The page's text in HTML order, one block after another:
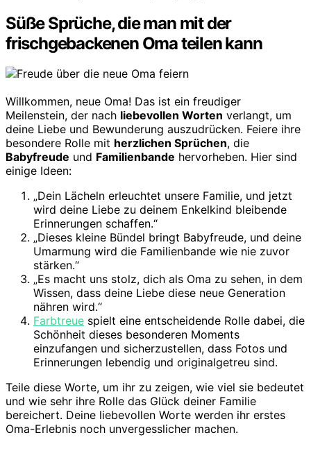
Süße Sprüche, die man mit der
frischgebackenen Oma teilen kann
Willkommen, neue Oma! Das ist ein freudiger
Meilenstein, der nach liebevollen Worten verlangt, um
deine Liebe und Bewunderung auszudrücken. Feiere ihre
besondere Rolle mit herzlichen Sprüchen, die
Babyfreude und Familienbande hervorheben. Hier sind
einige Ideen:
„Dein Lächeln erleuchtet unsere Familie, und jetzt
wird deine Liebe zu deinem Enkelkind bleibende
Erinnerungen schaffen.“
„Dieses kleine Bündel bringt Babyfreude, und deine
Umarmung wird die Familienbande wie nie zuvor
stärken.“
„Es macht uns stolz, dich als Oma zu sehen, in dem
Wissen, dass deine Liebe diese neue Generation
nähren wird.“
Farbtreue spielt eine entscheidende Rolle dabei, die
Schönheit dieses besonderen Moments
einzufangen und sicherzustellen, dass Fotos und
Erinnerungen lebendig und originalgetreu sind.
Teile diese Worte, um ihr zu zeigen, wie viel sie bedeutet
und wie sehr ihre Rolle das Glück deiner Familie
bereichert. Deine liebevollen Worte werden ihr erstes
Oma-Erlebnis noch unvergesslicher machen.